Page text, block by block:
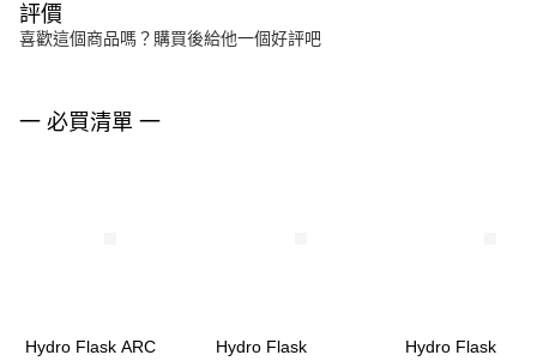
評價
喜歡這個商品嗎？購買後給他一個好評吧
一 必買清單 一
Hydro Flask ARC Hydro Flask Hydro Flask